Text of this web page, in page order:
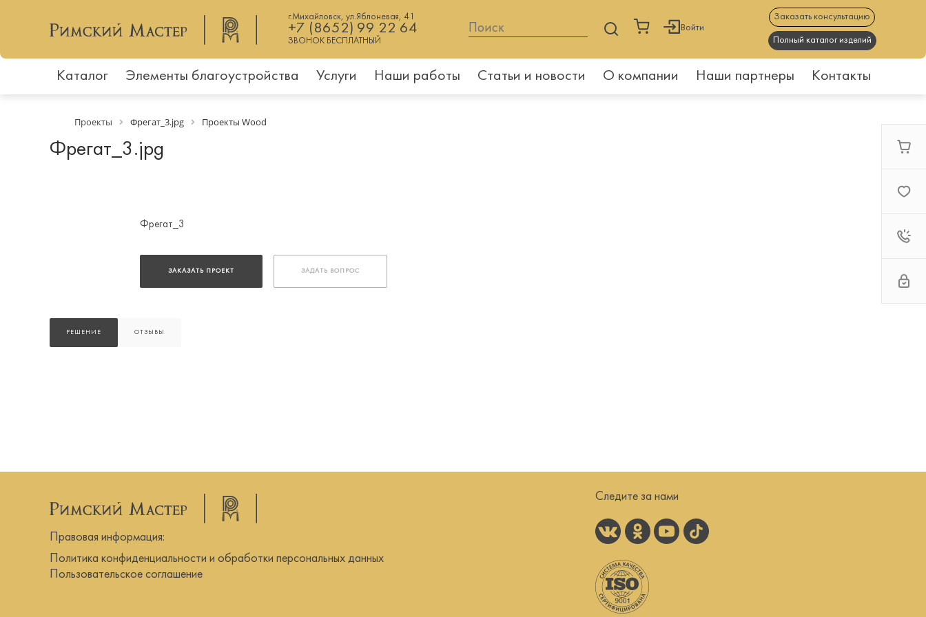
г.Михайловск, ул.Яблоневая, 41
+7 (8652) 99 22 64
ЗВОНОК БЕСПЛАТНЫЙ
Войти
Заказать консультацию
Полный каталог изделий
Каталог Элементы благоустройства Услуги Наши работы Статьи и новости О компании Наши партнеры Контакты
Проекты Фрегат_3.jpg Проекты Wood
Фрегат_3.jpg
Фрегат_3
ЗАКАЗАТЬ ПРОЕКТ ЗАДАТЬ ВОПРОС
РЕШЕНИЕ ОТЗЫВЫ
Правовая информация:
Политика конфиденциальности и обработки персональных данных
Пользовательское соглашение
Следите за нами